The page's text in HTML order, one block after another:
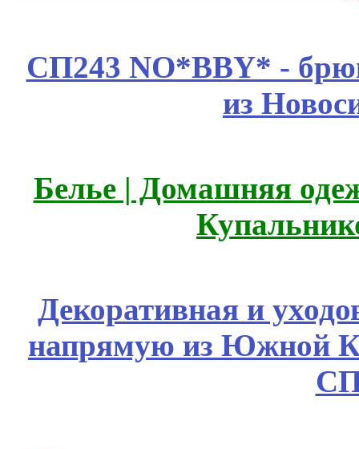
СП243 NO*BBY* -
из
Белье | Домашняя
Декоративная и
напрямую из